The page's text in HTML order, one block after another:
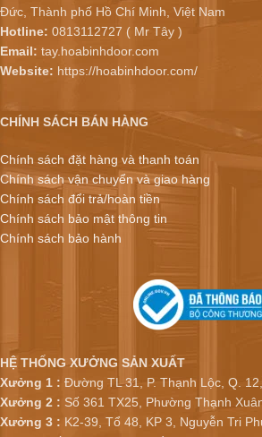
Đức, Thành phố Hồ Chí Minh, Việt Nam
Hotline: 0813112727 ( Mr Tây )
Email: tay.hoabinhdoor.com
Website: https://hoabinhdoor.com/
CHÍNH SÁCH BÁN HÀNG
Chính sách đặt hàng và thanh toán
Chính sách vận chuyển và giao hàng
Chính sách đổi trả/hoàn tiền
Chính sách bảo mật thông tin
Chính sách bảo hành
HỆ THỐNG XƯỞNG SẢN XUẤT
Xưởng 1 : Đường TL 31, P. Thạnh Lộc, Q.
Xưởng 2 : Số 361 TX25, Phường Thạnh
Xưởng 3 : K2-39, Tổ 48, KP 3, Nguyễn Tri